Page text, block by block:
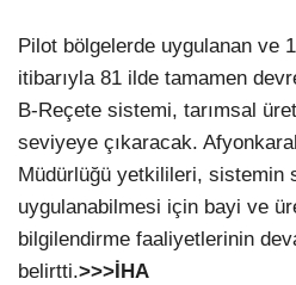
Pilot bölgelerde uygulanan ve
itibarıyla 81 ilde tamamen
B-Reçete sistemi, tarımsal
seviyeye çıkaracak.
Müdürlüğü yetkilileri, sistemin
uygulanabilmesi için bayi ve
bilgilendirme faaliyetlerinin
belirtti.>>>İHA